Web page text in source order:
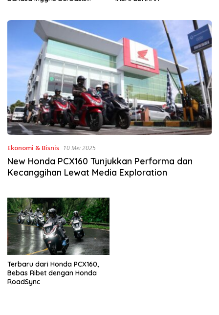
Ekonomi & Bisnis 10 Mei 2025
New Honda PCX160 Tunjukkan Performa dan
Kecanggihan Lewat Media Exploration
Terbaru dari Honda PCX160,
Bebas Ribet dengan Honda
RoadSync